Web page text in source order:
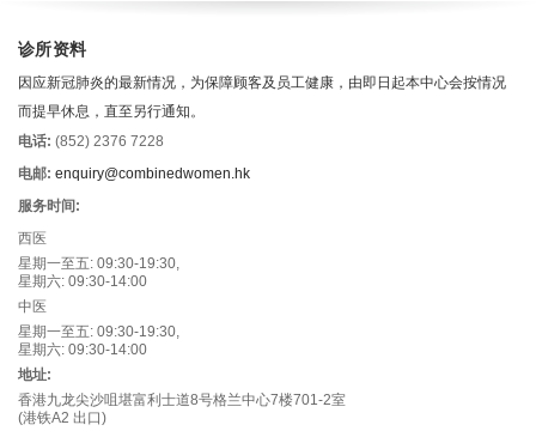
诊所资料
因应新冠肺炎的最新情况，为保障顾客及员工健康，由即日起本中心会按情况
而提早休息，直至另行通知。
电话: (852) 2376 7228
电邮: enquiry@combinedwomen.hk
服务时间:
西医
星期一至五: 09:30-19:30,
星期六: 09:30-14:00
中医
星期一至五: 09:30-19:30,
星期六: 09:30-14:00
地址:
香港九龙尖沙咀堪富利士道8号格兰中心7楼701-2室
(港铁A2 出口)